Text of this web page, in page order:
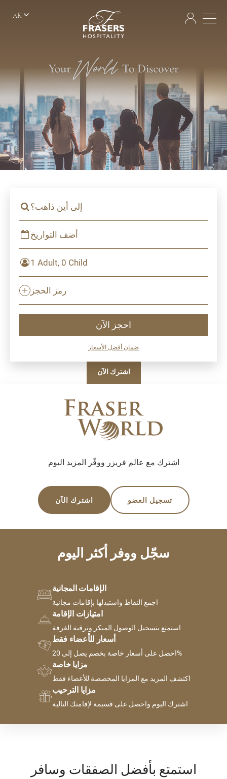
AR
إلى أين ذاهب؟
أضف التواريخ
1 Adult, 0 Child
رمز الحجز
احجز الآن
ضمان أفضل الأسعار
اشترك الآن
اشترك مع عالم فريزر ووفّر المزيد اليوم
اشترك الآن تسجيل العضو
سجّل ووفر أكثر اليوم
الإقامات المجانية
اجمع النقاط واستبدلها بإقامات مجانية
امتيازات الإقامة
استمتع بتسجيل الوصول المبكر وترقية الغرفة
أسعار للأعضاء فقط
احصل على أسعار خاصة بخصم يصل إلى 20%
مزايا خاصة
اكتشف المزيد مع المزايا المخصصة للأعضاء فقط
مزايا الترحيب
اشترك اليوم واحصل على قسيمة لإقامتك التالية
استمتع بأفضل الصفقات وسافر